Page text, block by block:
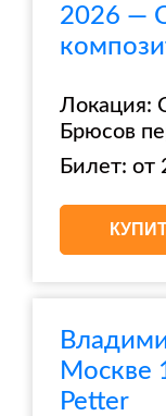
2026 —
Локация:
Брюсов
Билет: от
Москве
Petter